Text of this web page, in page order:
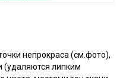
непрокраса (см.фото),
(удаляются липким